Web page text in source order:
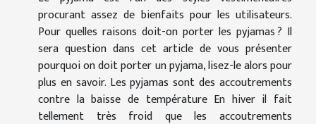
procurant assez de bienfaits pour les utilisateurs.
Pour quelles raisons doit-on porter les pyjamas ? Il
sera question dans cet article de vous présenter
pourquoi on doit porter un pyjama, lisez-le alors pour
plus en savoir. Les pyjamas sont des accoutrements
contre la baisse de température En hiver il fait
tellement très froid que les accoutrements